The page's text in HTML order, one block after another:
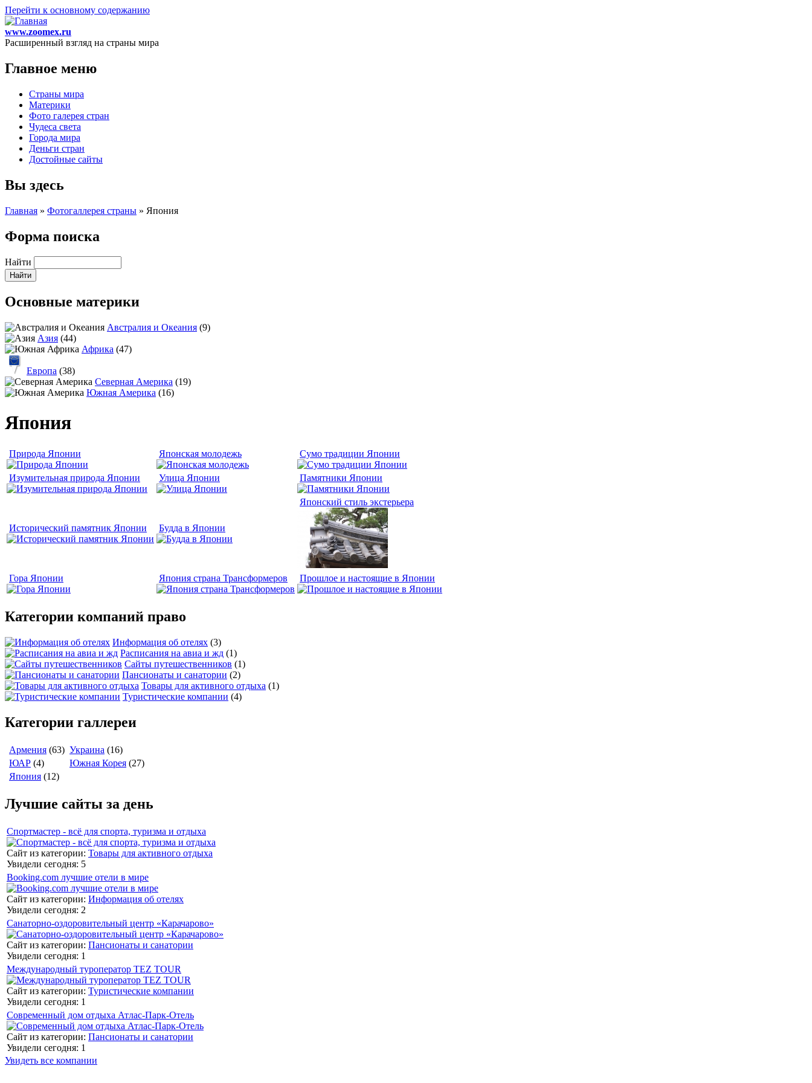
Перейти к основному содержанию
www.zoomex.ru
Расширенный взгляд на страны мира
Главное меню
Страны мира
Материки
Фото галерея стран
Чудеса света
Города мира
Деньги стран
Достойные сайты
Вы здесь
Главная » Фотогаллерея страны » Япония
Форма поиска
Найти
Основные материки
Австралия и Океания (9)
Азия (44)
Африка (47)
Европа (38)
Северная Америка (19)
Южная Америка (16)
Япония
Природа Японии Японская молодежь Сумо традиции Японии
Изумительная природа Японии Улица Японии Памятники Японии
Исторический памятник Японии Будда в Японии
Японский стиль экстерьера
Гора Японии Япония страна Трансформеров Прошлое и настоящие в Японии
Категории компаний право
Информация об отелях (3)
Расписания на авиа и жд (1)
Сайты путешественников (1)
Пансионаты и санатории (2)
Товары для активного отдыха (1)
Туристические компании (4)
Категории галлереи
Армения (63) Украина (16)
ЮАР (4) Южная Корея (27)
Япония (12)
Лучшие сайты за день
Спортмастер - всё для спорта, туризма и отдыха
Сайт из категории: Товары для активного отдыха
Увидели сегодня: 5
Booking.com лучшие отели в мире
Сайт из категории: Информация об отелях
Увидели сегодня: 2
Санаторно-оздоровительный центр «Карачарово»
Сайт из категории: Пансионаты и санатории
Увидели сегодня: 1
Международный туроператор TEZ TOUR
Сайт из категории: Туристические компании
Увидели сегодня: 1
Современный дом отдыха Атлас-Парк-Отель
Сайт из категории: Пансионаты и санатории
Увидели сегодня: 1
Увидеть все компании